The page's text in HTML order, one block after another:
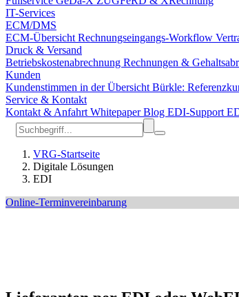
IT-Services
ECM/DMS
ECM-Übersicht Rechnungseingangs-Workflow
Druck & Versand
Betriebskostenabrechnung Rechnungen &
Kunden
Kundenstimmen in der Übersicht Bürkle:
Service & Kontakt
Kontakt & Anfahrt WhitepaperBlog EDI-Support
VRG-Startseite
Digitale Lösungen
EDI
Online-Terminvereinbarung